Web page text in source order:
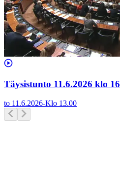
Täysistunto 11.6.2026 klo 16
to 11.6.2026-Klo 13.00